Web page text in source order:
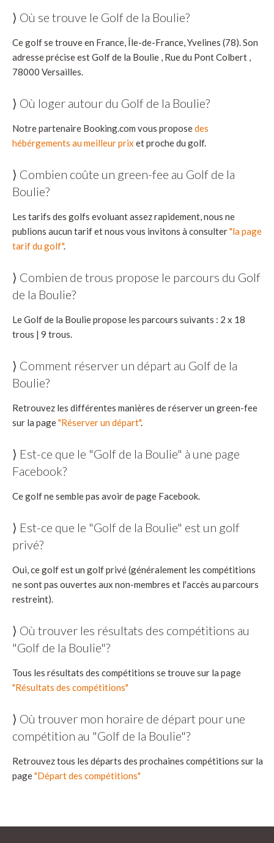
⟩ Où se trouve le Golf de la Boulie?
Ce golf se trouve en France, Île-de-France, Yvelines (78). Son
adresse précise est Golf de la Boulie , Rue du Pont Colbert ,
78000 Versailles.
⟩ Où loger autour du Golf de la Boulie?
Notre partenaire Booking.com vous proposedes
hébérgements au meilleur prix et proche du golf.
⟩ Combien coûte un green-fee au Golf de la
Boulie?
Les tarifs des golfs evoluant assez rapidement, nous ne
publions aucun tarif et nous vous invitons à consulter"la page
tarif du golf".
⟩ Combien de trous propose le parcours du Golf
de la Boulie?
Le Golf de la Boulie propose les parcours suivants : 2 x 18
trous | 9 trous.
⟩ Comment réserver un départ au Golf de la
Boulie?
Retrouvez les différentes manières de réserver un green-fee
sur la page"Réserver un départ".
⟩ Est-ce que le "Golf de la Boulie" à une page
Facebook?
Ce golf ne semble pas avoir de page Facebook.
⟩ Est-ce que le "Golf de la Boulie" est un golf
privé?
Oui, ce golf est un golf privé (généralement les compétitions
ne sont pas ouvertes aux non-membres et l'accès au parcours
restreint).
⟩ Où trouver les résultats des compétitions au
"Golf de la Boulie"?
Tous les résultats des compétitions se trouve sur la page
"Résultats des compétitions"
⟩ Où trouver mon horaire de départ pour une
compétition au "Golf de la Boulie"?
Retrouvez tous les départs des prochaines compétitions sur la
page"Départ des compétitions"